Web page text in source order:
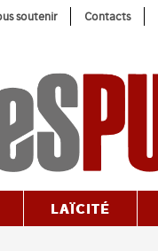
soutenir Contacts
LAÏCITÉ